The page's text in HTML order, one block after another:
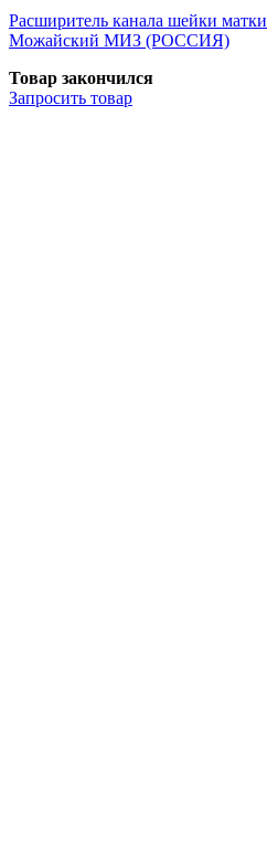
Расширитель канала шейки
Можайский МИЗ (РОССИЯ)
Товар закончился
Запросить товар